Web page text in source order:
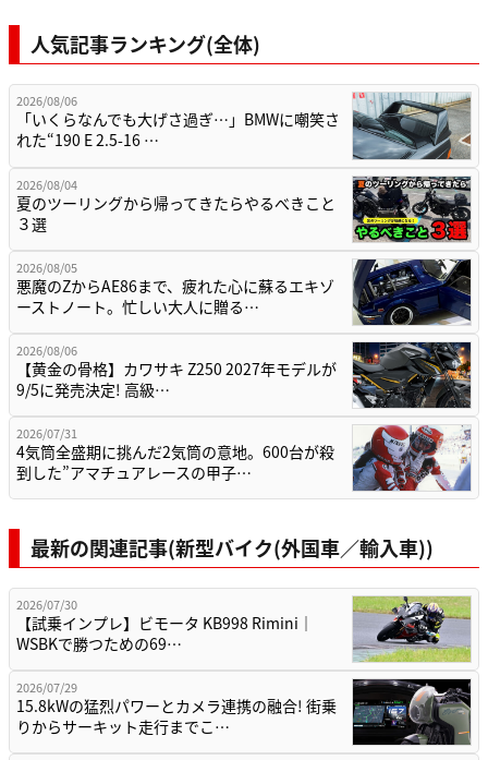
人気記事ランキング(全体)
2026/08/06
「いくらなんでも大げさ過ぎ…」BMWに嘲笑さ
れた“190 E 2.5-16 …
2026/08/04
夏のツーリングから帰ってきたらやるべきこと
３選
2026/08/05
悪魔のZからAE86まで、疲れた心に蘇るエキゾ
ーストノート。忙しい大人に贈る…
2026/08/06
【黄金の骨格】カワサキ Z250 2027年モデルが
9/5に発売決定! 高級…
2026/07/31
4気筒全盛期に挑んだ2気筒の意地。600台が殺
到した”アマチュアレースの甲子…
最新の関連記事(新型バイク(外国車／輸入車))
2026/07/30
【試乗インプレ】ビモータ KB998 Rimini｜
WSBKで勝つための69…
2026/07/29
15.8kWの猛烈パワーとカメラ連携の融合! 街乗
りからサーキット走行までこ…